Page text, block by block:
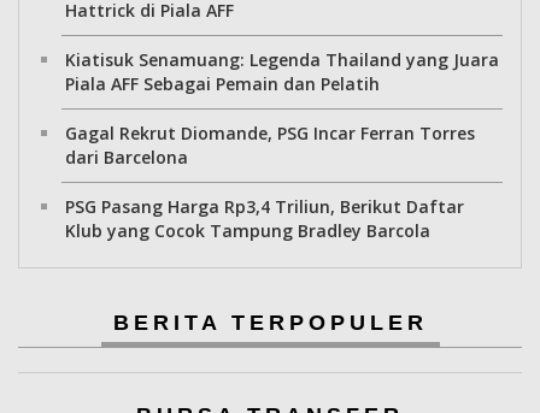
Hattrick di Piala AFF
Kiatisuk Senamuang: Legenda Thailand yang Juara
Piala AFF Sebagai Pemain dan Pelatih
Gagal Rekrut Diomande, PSG Incar Ferran Torres
dari Barcelona
PSG Pasang Harga Rp3,4 Triliun, Berikut Daftar
Klub yang Cocok Tampung Bradley Barcola
BERITA TERPOPULER